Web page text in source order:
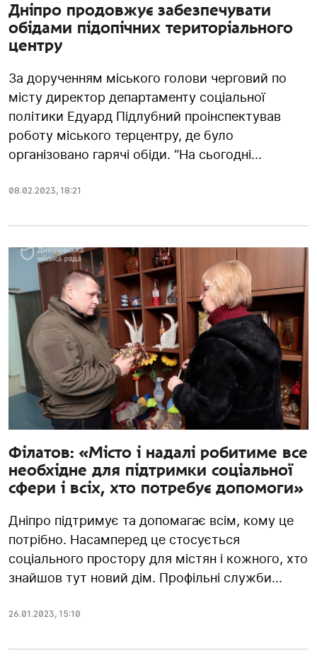
Дніпро продовжує забезпечувати
обідами підопічних територіального
центру
За дорученням міського голови черговий по
місту директор департаменту соціальної
політики Едуард Підлубний проінспектував
роботу міського терцентру, де було
організовано гарячі обіди. “На сьогодні...
08.02.2023, 18:21
Філатов: «Місто і надалі робитиме все
необхідне для підтримки соціальної
сфери і всіх, хто потребує допомоги»
Дніпро підтримує та допомагає всім, кому це
потрібно. Насамперед це стосується
соціального простору для містян і кожного, хто
знайшов тут новий дім. Профільні служби...
26.01.2023, 15:10